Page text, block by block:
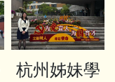
杭州姊妹學